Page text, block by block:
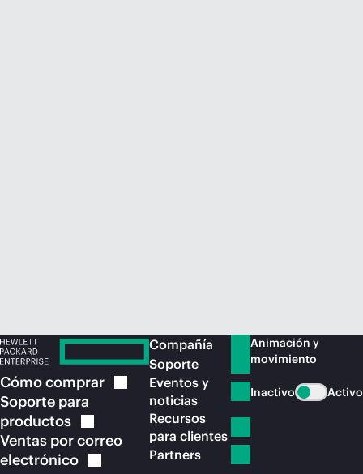
Cómocomprar
Soporte para
productos
Ventas por correo
electrónico
Compañía
Soporte
Eventos y
noticias
Recursos
para clientes
Partners
Animación y
movimiento
Inactivo Activo